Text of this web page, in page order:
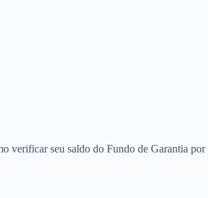
verificar seu saldo do Fundo de Garantia